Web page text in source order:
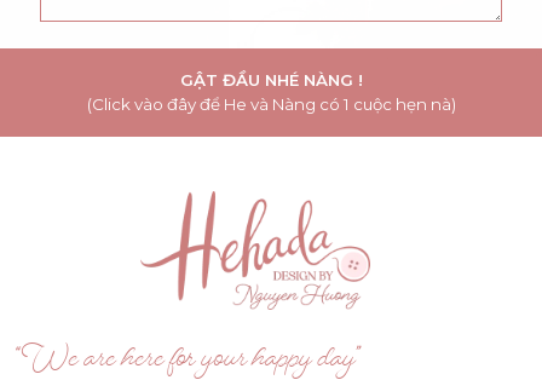
GẬT ĐẦU NHÉ NÀNG !
(Click vào đây để He và Nàng có 1 cuộc hẹn nà)
“We are here for your happy day”